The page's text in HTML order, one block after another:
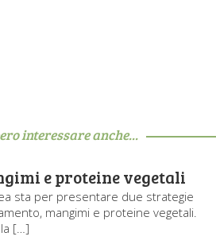
interessare anche...
e proteine vegetali
sta per presentare due strategie
mangimi e proteine vegetali.
[…]